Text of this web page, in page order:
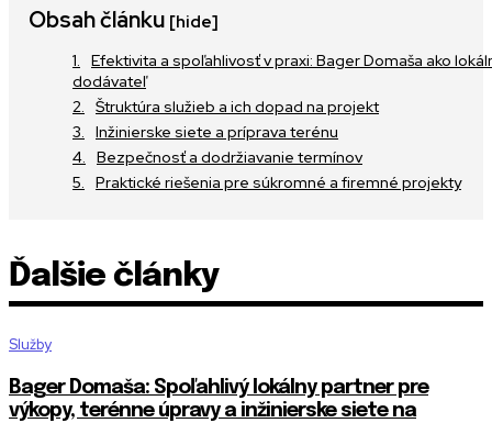
Obsah článku [hide]
Efektivita a spoľahlivosť v praxi: Bager Domaša ako
dodávateľ
Štruktúra služieb a ich dopad na projekt
Inžinierske siete a príprava terénu
Bezpečnosť a dodržiavanie termínov
Praktické riešenia pre súkromné a firemné projekty
Ďalšie články
Služby
Bager Domaša: Spoľahlivý lokálny partner pre
výkopy, terénne úpravy a inžinierske siete na